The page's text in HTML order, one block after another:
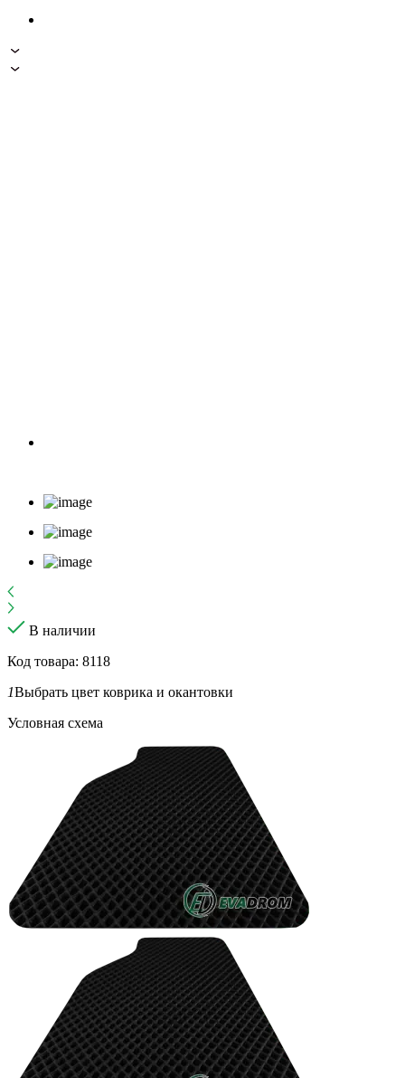
В наличии
Код товара: 8118
1Выбрать цвет коврика и окантовки
Условная схема